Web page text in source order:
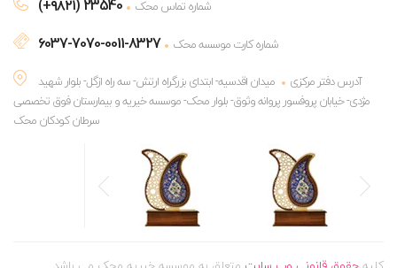
شماره تماس محک
6037-7070-0011-8327
شماره کارت موسسه محک
آدرس دفتر مرکزی
میدان اقدسیه- ابتدای بزرگراه ارتش- سه راه ازگل- بلوار شهید
مژدی- خیابان پروفسور پروانه وثوق- بلوار محک- موسسه خیریه و بیمارستان فوق تخصصی
سرطان کودکان محک